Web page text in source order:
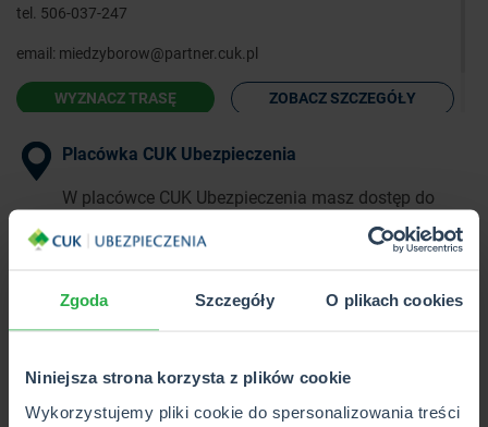
Zgoda Szczegóły O plikach cookies
Niniejsza strona korzysta z plików cookie
Wykorzystujemy pliki cookie do spersonalizowania treści
tel. 506-037-247
email: miedzyborow@partner.cuk.pl
WYZNACZ TRASĘ ZOBACZ SZCZEGÓŁY
Placówka CUK Ubezpieczenia
W placówce CUK Ubezpieczenia masz dostęp do
ubezpieczeniowych w 1 miejscu.
Punkt Partnerski CUK Ubezpieczenia
i kupisz wybrane produkty z pełnej oferty CUK.